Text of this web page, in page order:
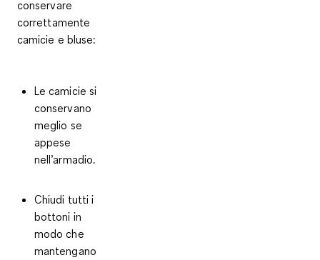
conservare
correttamente
camicie e bluse:
Le camicie si
conservano
meglio se
appese
nell’armadio.
Chiudi tutti i
bottoni in
modo che
mantengano